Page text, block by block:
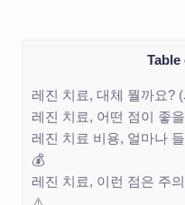
레진 치료, 대체 뭘까요?
레진 치료, 어떤 점이 좋
레진 치료 비용, 얼마나
💰
레진 치료, 이런 점은 주